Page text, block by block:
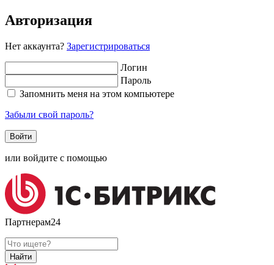
Авторизация
Нет аккаунта? Зарегистрироваться
Логин
Пароль
Запомнить меня на этом компьютере
Забыли свой пароль?
или войдите с помощью
Партнерам24
Найти